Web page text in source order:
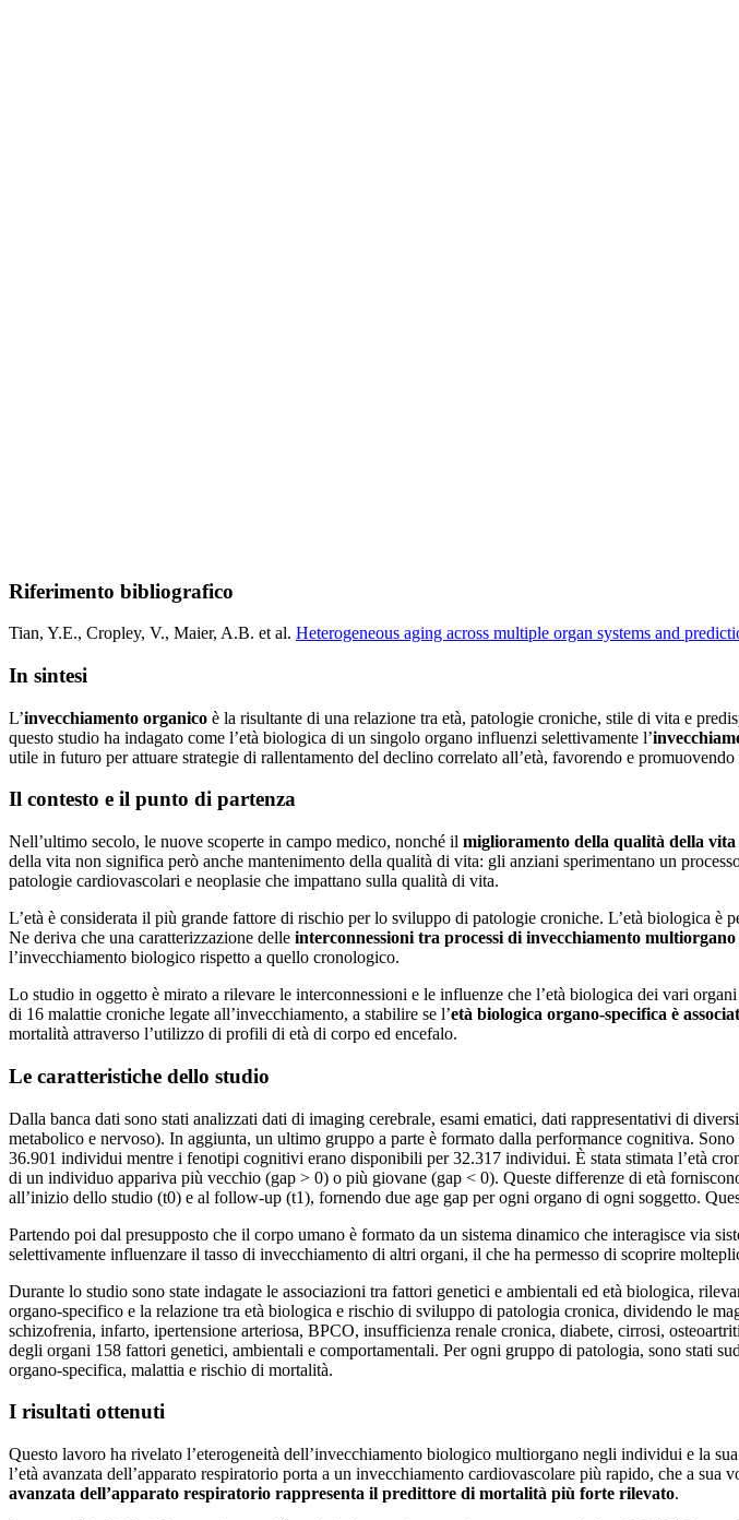
Riferimento bibliografico
Tian, Y.E., Cropley, V., Maier, A.B. et al. Heterogeneous aging across multiple organ systems and
In sintesi
L’invecchiamento organico è la risultante di una relazione tra età, patologie croniche, stile di vita e
questo studio ha indagato come l’età biologica di un singolo organo influenzi selettivamente l’
utile in futuro per attuare strategie di rallentamento del declino correlato all’età, favorendo e promuovendo
Il contesto e il punto di partenza
Nell’ultimo secolo, le nuove scoperte in campo medico, nonché il miglioramento della qualità della vita
della vita non significa però anche mantenimento della qualità di vita: gli anziani sperimentano un
patologie cardiovascolari e neoplasie che impattano sulla qualità di vita.
L’età è considerata il più grande fattore di rischio per lo sviluppo di patologie croniche. L’età biologica
Ne deriva che una caratterizzazione delle interconnessioni tra processi di invecchiamento multiorgano
l’invecchiamento biologico rispetto a quello cronologico.
Lo studio in oggetto è mirato a rilevare le interconnessioni e le influenze che l’età biologica dei vari
di 16 malattie croniche legate all’invecchiamento, a stabilire se l’età biologica organo-specifica è
mortalità attraverso l’utilizzo di profili di età di corpo ed encefalo.
Le caratteristiche dello studio
Dalla banca dati sono stati analizzati dati di imaging cerebrale, esami ematici, dati rappresentativi di
metabolico e nervoso). In aggiunta, un ultimo gruppo a parte è formato dalla performance cognitiva.
36.901 individui mentre i fenotipi cognitivi erano disponibili per 32.317 individui. È stata stimata l’età
di un individuo appariva più vecchio (gap > 0) o più giovane (gap < 0). Queste differenze di età
all’inizio dello studio (t0) e al follow-up (t1), fornendo due age gap per ogni organo di ogni soggetto.
Partendo poi dal presupposto che il corpo umano è formato da un sistema dinamico che interagisce via
selettivamente influenzare il tasso di invecchiamento di altri organi, il che ha permesso di scoprire
Durante lo studio sono state indagate le associazioni tra fattori genetici e ambientali ed età biologica,
organo-specifico e la relazione tra età biologica e rischio di sviluppo di patologia cronica, dividendo le
schizofrenia, infarto, ipertensione arteriosa, BPCO, insufficienza renale cronica, diabete, cirrosi,
degli organi 158 fattori genetici, ambientali e comportamentali. Per ogni gruppo di patologia, sono stati
organo-specifica, malattia e rischio di mortalità.
I risultati ottenuti
Questo lavoro ha rivelato l’eterogeneità dell’invecchiamento biologico multiorgano negli individui e la
l’età avanzata dell’apparato respiratorio porta a un invecchiamento cardiovascolare più rapido, che a
avanzata dell’apparato respiratorio rappresenta il predittore di mortalità più forte rilevato.